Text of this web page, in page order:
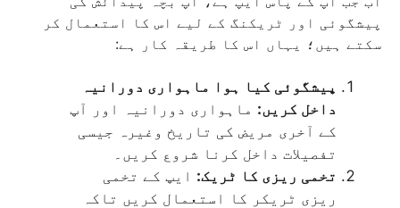
پیشگوئی اور ٹریکنگ کے لیے اس کا استعمال کر
سکتے ہیں؛ یہاں اس کا طریقہ کار ہے:
پیشگوئی کیا ہوا ماہواری دورانیہ
داخل کریں: ماہواری دورانیہ اور آپ
کے آخری مریض کی تاریخ وغیرہ جیسی
تفصیلات داخل کرنا شروع کریں۔
تخمی ریزی کا ٹریک: ایپ کے تخمی
ریزی ٹریکر کا استعمال کریں تاکہ